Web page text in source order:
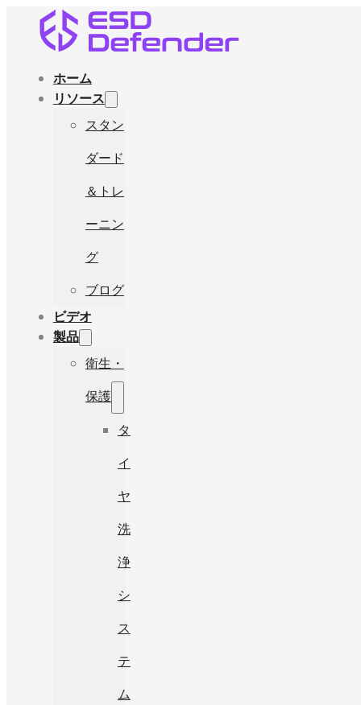
ホーム
リソース
スタン
ダード
＆トレ
ーニン
グ
ブログ
ビデオ
製品
衛生・
保護
タ
イ
ヤ
洗
浄
シ
ス
テ
ム